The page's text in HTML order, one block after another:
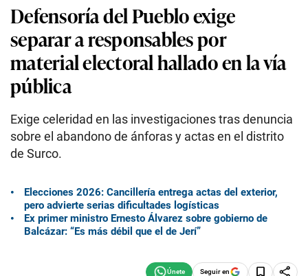
Defensoría del Pueblo exige
separar a responsables por
material electoral hallado en la vía
pública
Exige celeridad en las investigaciones tras denuncia
sobre el abandono de ánforas y actas en el distrito
de Surco.
Elecciones 2026: Cancillería entrega actas del exterior,
pero advierte serias dificultades logísticas
Ex primer ministro Ernesto Álvarez sobre gobierno de
Balcázar: “Es más débil que el de Jerí”
Seguir en